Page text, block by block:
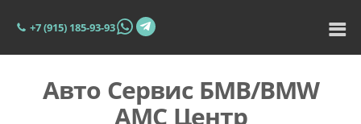
+7 (915) 185-93-93
Авто Сервис БМВ/BMW
АМС Центр